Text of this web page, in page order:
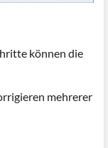
können die
mehrerer